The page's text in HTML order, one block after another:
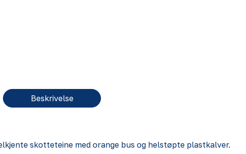
Beskrivelse
skotteteine med orange bus og helstøpte plastkalver.